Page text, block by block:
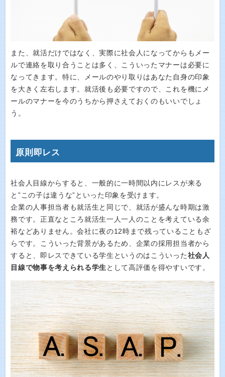
また、就活だけではなく、実際に社会人になってからもメー
ルで連絡を取り合うことは多く、こういったマナーは必要に
なってきます。特に、メールのやり取りはあなた自身の印象
を大きく左右します。就活後も必要ですので、これを機にメ
ールのマナーを今のうちから押さえておくのもいいでしょ
う。
原則即レス
社会人目線からすると、一般的に一時間以内にレスが来る
と”この子は違うな”といった印象を受けます。
企業の人事担当者も就活生と同じで、就活が盛んな時期は激
務です。正直なところ就活生一人一人のことを考えている余
裕などありません。会社に夜の12時まで残っていることもざ
らです。こういった背景があるため、企業の採用担当者から
すると、即レスできている学生というのはこういった 社会人
目線で物事を考えられる学生 として高評価を得やすいです。